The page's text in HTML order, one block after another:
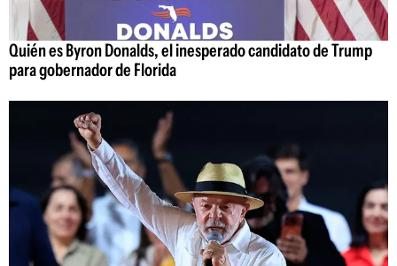
Quién es Byron Donalds, el inesperado candidato de Trump
para gobernador de Florida